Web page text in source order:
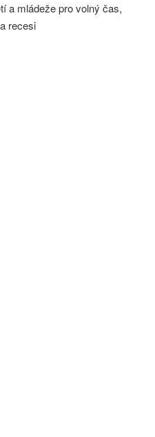
a mládeže pro volný čas,
recesi